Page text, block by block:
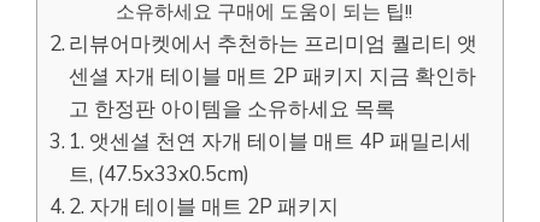
소유하세요 구매에 도움이 되는 팁!!
리뷰어마켓에서 추천하는 프리미엄 퀄리티 앳
센셜 자개 테이블 매트 2P 패키지 지금 확인하
고 한정판 아이템을 소유하세요 목록
1. 앳센셜 천연 자개 테이블 매트 4P 패밀리세
트, (47.5x33x0.5cm)
2. 자개 테이블 매트 2P 패키지